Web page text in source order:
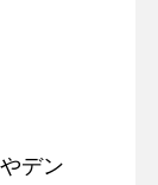
デン